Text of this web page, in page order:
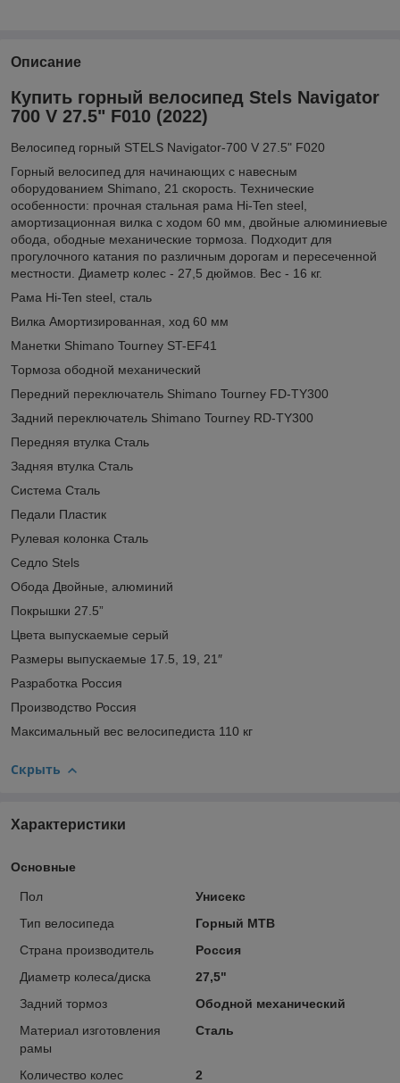
Описание
Купить горный велосипед Stels Navigator
700 V 27.5" F010 (2022)
Велосипед горный STELS Navigator-700 V 27.5" F020
Горный велосипед для начинающих с навесным
оборудованием Shimano, 21 скорость. Технические
особенности: прочная стальная рама Hi-Ten steel,
амортизационная вилка с ходом 60 мм, двойные алюминиевые
обода, ободные механические тормоза. Подходит для
прогулочного катания по различным дорогам и пересеченной
местности. Диаметр колес - 27,5 дюймов. Вес - 16 кг.
Рама Hi-Ten steel, сталь
Вилка Амортизированная, ход 60 мм
Манетки Shimano Tourney ST-EF41
Тормоза ободной механический
Передний переключатель Shimano Tourney FD-TY300
Задний переключатель Shimano Tourney RD-TY300
Передняя втулка Сталь
Задняя втулка Сталь
Система Сталь
Педали Пластик
Рулевая колонка Сталь
Седло Stels
Обода Двойные, алюминий
Покрышки 27.5”
Цвета выпускаемые серый
Размеры выпускаемые 17.5, 19, 21″
Разработка Россия
Производство Россия
Максимальный вес велосипедиста 110 кг
Скрыть
Характеристики
Основные
Пол
Унисекс
Тип велосипеда
Горный MTB
Страна производитель
Россия
Диаметр колеса/диска
27,5"
Задний тормоз
Ободной механический
Материал изготовления
рамы
Сталь
Количество колес
2